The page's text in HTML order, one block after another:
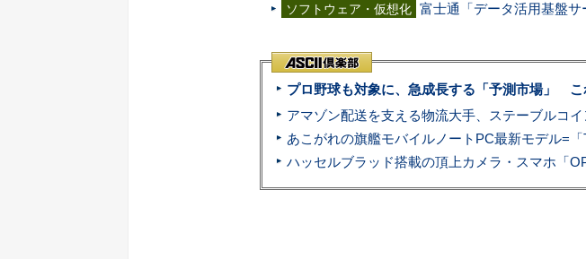
ソフトウェア・仮想化 富士通「データ活用基盤
プロ野球も対象に、急成長する「予測市場」